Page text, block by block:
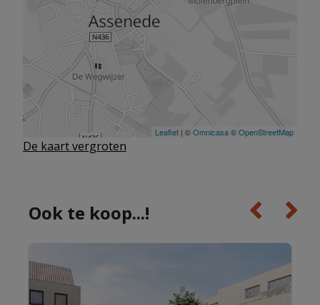
De kaart vergroten
Ook te koop...!